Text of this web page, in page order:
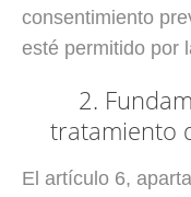
consentimiento
esté permitido por
2.
tratamiento
El artículo 6,